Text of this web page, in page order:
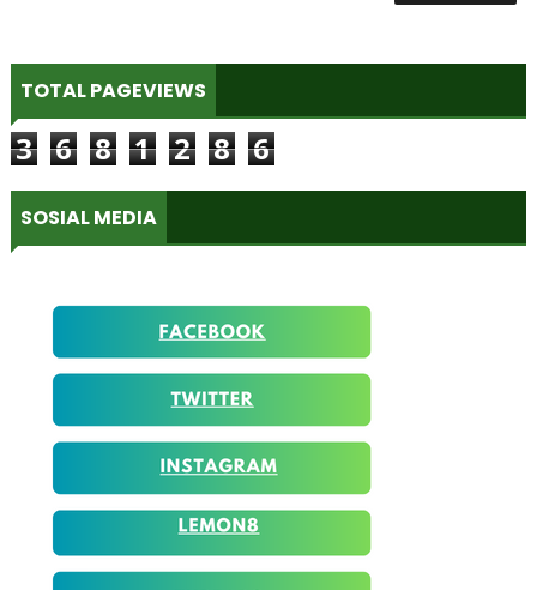
TOTAL PAGEVIEWS
3 6 8 1 2 8 6
SOSIAL MEDIA